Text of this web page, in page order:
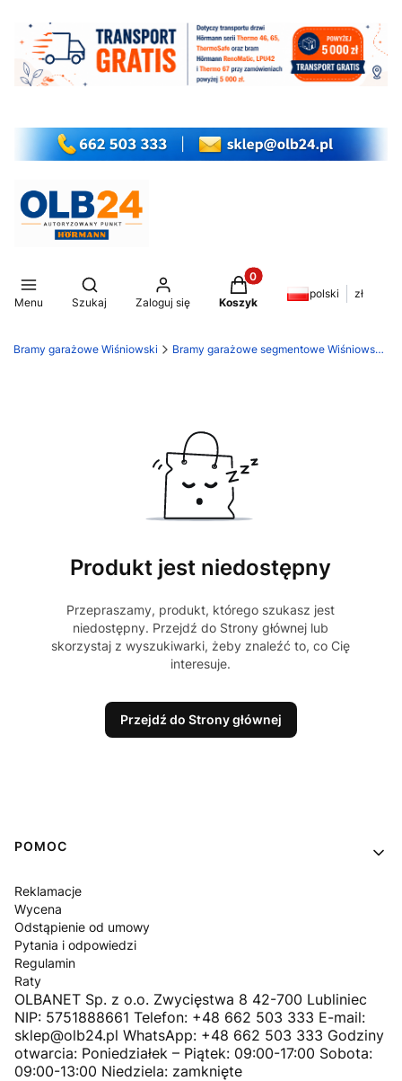
Menu
Otwórz wyszukiwarkę
Szukaj Zaloguj się
Produkty w koszyku: 0.
Koszyk
polski zł
Bramy garażowe Wiśniowski Bramy garażowe segmentowe Wiśniowski Unipro
Produkt jest niedostępny
Przepraszamy, produkt, którego szukasz jest
niedostępny. Przejdź do Strony głównej lub
skorzystaj z wyszukiwarki, żeby znaleźć to, co Cię
interesuje.
Przejdź do Strony głównej
Linki w stopce
POMOC
Reklamacje
Wycena
Odstąpienie od umowy
Pytania i odpowiedzi
Regulamin
Raty
OLBANET Sp. z o.o. Zwycięstwa 8 42-700 Lubliniec
NIP: 5751888661 Telefon: +48 662 503 333 E-mail:
sklep@olb24.pl WhatsApp: +48 662 503 333 Godziny
otwarcia: Poniedziałek – Piątek: 09:00-17:00 Sobota:
09:00-13:00 Niedziela: zamknięte